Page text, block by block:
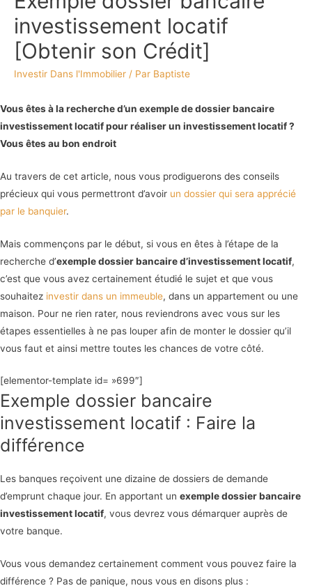
investissement locatif
[Obtenir son Crédit]
Investir Dans l'Immobilier / Par Baptiste
Vous êtes à la recherche d’un exemple de dossier bancaire
investissement locatif pour réaliser un investissement locatif ?
Vous êtes au bon endroit
Au travers de cet article, nous vous prodiguerons des conseils
précieux qui vous permettront d’avoir un dossier qui sera apprécié
par le banquier.
Mais commençons par le début, si vous en êtes à l’étape de la
recherche d’exemple dossier bancaire d’investissement locatif,
c’est que vous avez certainement étudié le sujet et que vous
souhaitez investir dans un immeuble, dans un appartement ou une
maison. Pour ne rien rater, nous reviendrons avec vous sur les
étapes essentielles à ne pas louper afin de monter le dossier qu’il
vous faut et ainsi mettre toutes les chances de votre côté.
[elementor-template id= »699″]
Exemple dossier bancaire
investissement locatif : Faire la
différence
Les banques reçoivent une dizaine de dossiers de demande
d’emprunt chaque jour. En apportant un exemple dossier bancaire
investissement locatif, vous devrez vous démarquer auprès de
votre banque.
Vous vous demandez certainement comment vous pouvez faire la
différence ? Pas de panique, nous vous en disons plus :